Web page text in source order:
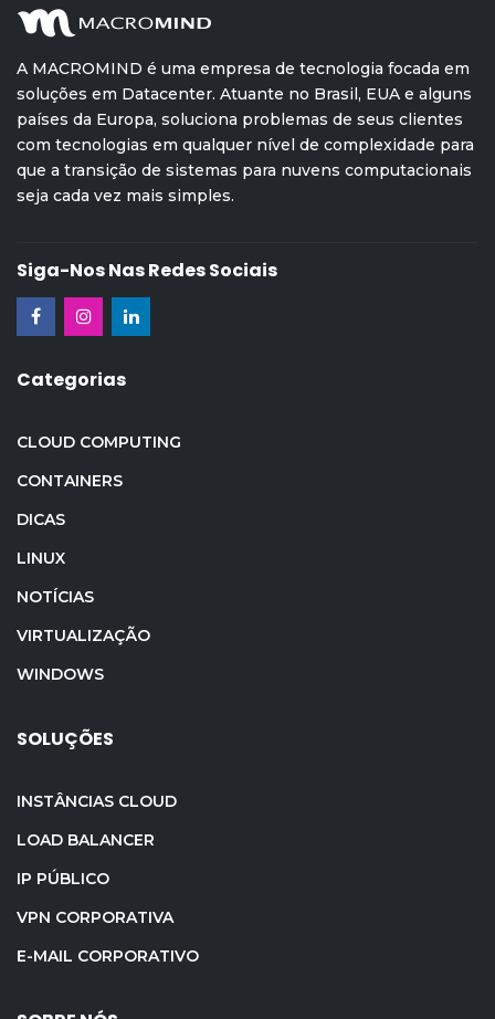
A MACROMIND é uma empresa de tecnologia focada em
soluções em Datacenter. Atuante no Brasil, EUA e alguns
países da Europa, soluciona problemas de seus clientes
com tecnologias em qualquer nível de complexidade para
que a transição de sistemas para nuvens computacionais
seja cada vez mais simples.
Siga-Nos Nas Redes Sociais
Categorias
CLOUD COMPUTING
CONTAINERS
DICAS
LINUX
NOTÍCIAS
VIRTUALIZAÇÃO
WINDOWS
SOLUÇÕES
INSTÂNCIAS CLOUD
LOAD BALANCER
IP PÚBLICO
VPN CORPORATIVA
E-MAIL CORPORATIVO